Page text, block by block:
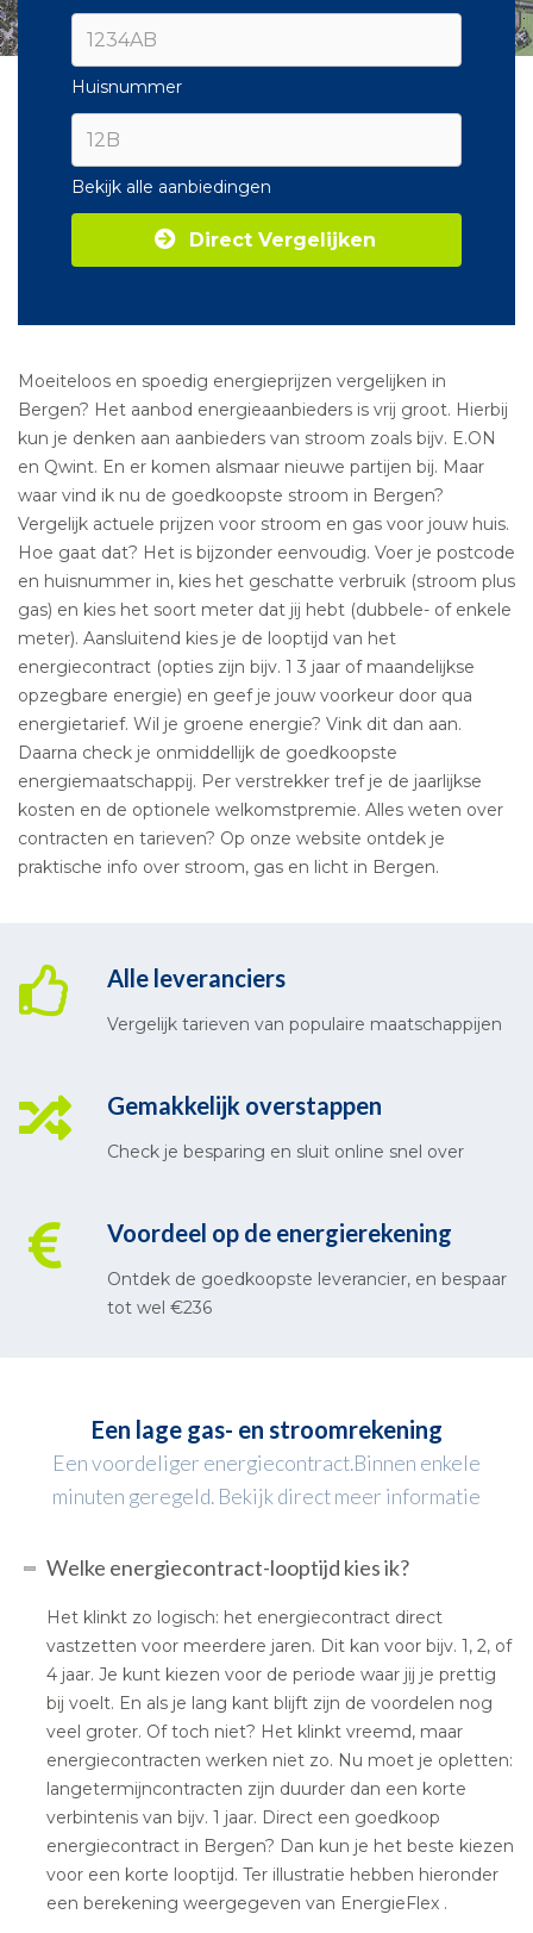
Huisnummer
Bekijk alle aanbiedingen
Direct Vergelijken
Moeiteloos en spoedig energieprijzen vergelijken in
Bergen? Het aanbod energieaanbieders is vrij groot. Hierbij
kun je denken aan aanbieders van stroom zoals bijv. E.ON
en Qwint. En er komen alsmaar nieuwe partijen bij. Maar
waar vind ik nu de goedkoopste stroom in Bergen?
Vergelijk actuele prijzen voor stroom en gas voor jouw huis.
Hoe gaat dat? Het is bijzonder eenvoudig. Voer je postcode
en huisnummer in, kies het geschatte verbruik (stroom plus
gas) en kies het soort meter dat jij hebt (dubbele- of enkele
meter). Aansluitend kies je de looptijd van het
energiecontract (opties zijn bijv. 1 3 jaar of maandelijkse
opzegbare energie) en geef je jouw voorkeur door qua
energietarief. Wil je groene energie? Vink dit dan aan.
Daarna check je onmiddellijk de goedkoopste
energiemaatschappij. Per verstrekker tref je de jaarlijkse
kosten en de optionele welkomstpremie. Alles weten over
contracten en tarieven? Op onze website ontdek je
praktische info over stroom, gas en licht in Bergen.
Alle leveranciers
Vergelijk tarieven van populaire maatschappijen
Gemakkelijk overstappen
Check je besparing en sluit online snel over
Voordeel op de energierekening
Ontdek de goedkoopste leverancier, en bespaar
tot wel €236
Een lage gas- en stroomrekening
Een voordeliger energiecontract.Binnen enkele
minuten geregeld. Bekijk direct meer informatie
Welke energiecontract-looptijd kies ik?
Het klinkt zo logisch: het energiecontract direct
vastzetten voor meerdere jaren. Dit kan voor bijv. 1, 2, of
4 jaar. Je kunt kiezen voor de periode waar jij je prettig
bij voelt. En als je lang kant blijft zijn de voordelen nog
veel groter. Of toch niet? Het klinkt vreemd, maar
energiecontracten werken niet zo. Nu moet je opletten:
langetermijncontracten zijn duurder dan een korte
verbintenis van bijv. 1 jaar. Direct een goedkoop
energiecontract in Bergen? Dan kun je het beste kiezen
voor een korte looptijd. Ter illustratie hebben hieronder
een berekening weergegeven van EnergieFlex .